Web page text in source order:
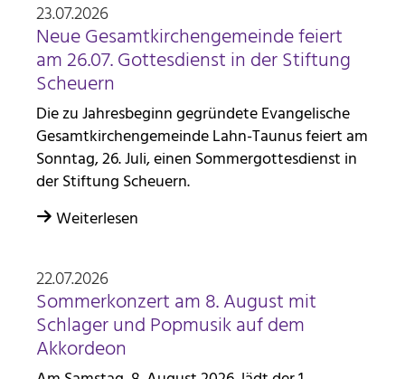
23.07.2026
Neue Gesamtkirchengemeinde feiert
am 26.07. Gottesdienst in der Stiftung
Scheuern
Die zu Jahresbeginn gegründete Evangelische
Gesamtkirchengemeinde Lahn-Taunus feiert am
Sonntag, 26. Juli, einen Sommergottesdienst in
der Stiftung Scheuern.
Weiterlesen
22.07.2026
Sommerkonzert am 8. August mit
Schlager und Popmusik auf dem
Akkordeon